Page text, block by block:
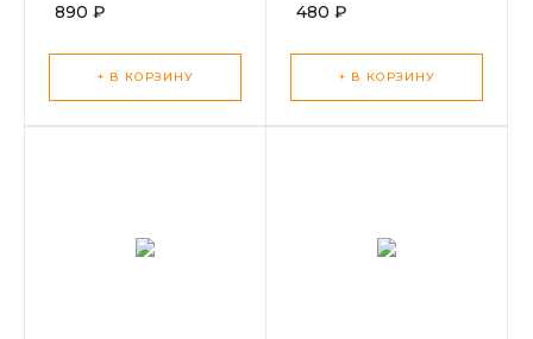
890 ₽
+ В КОРЗИНУ
480 ₽
+ В КОРЗИНУ